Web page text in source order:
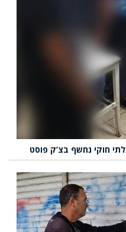
חוקי נחשף בצ’ק פוסט